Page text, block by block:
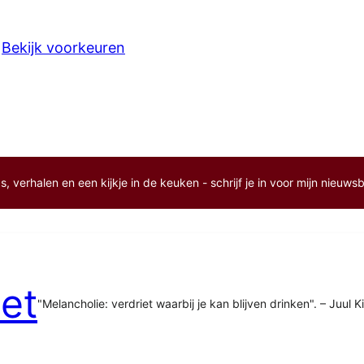
Bekijk voorkeuren
verhalen en een kijkje in de keuken - schrijf je in voor mijn
"Melancholie: verdriet waarbij je kan blijven drinken". – Juul